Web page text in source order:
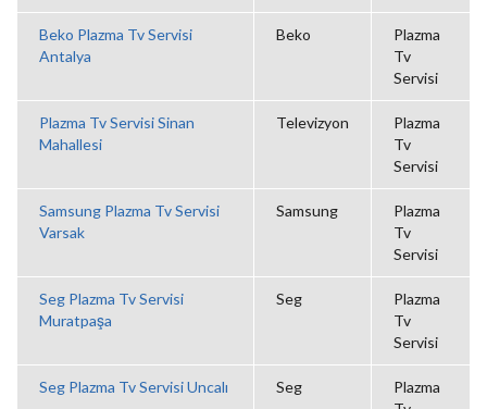
Beko Plazma Tv Servisi
Antalya
Beko
Plazma
Tv
Servisi
Plazma Tv Servisi Sinan
Mahallesi
Televizyon
Plazma
Tv
Servisi
Samsung Plazma Tv Servisi
Varsak
Samsung
Plazma
Tv
Servisi
Seg Plazma Tv Servisi
Muratpaşa
Seg
Plazma
Tv
Servisi
Seg Plazma Tv Servisi Uncalı Seg
Plazma